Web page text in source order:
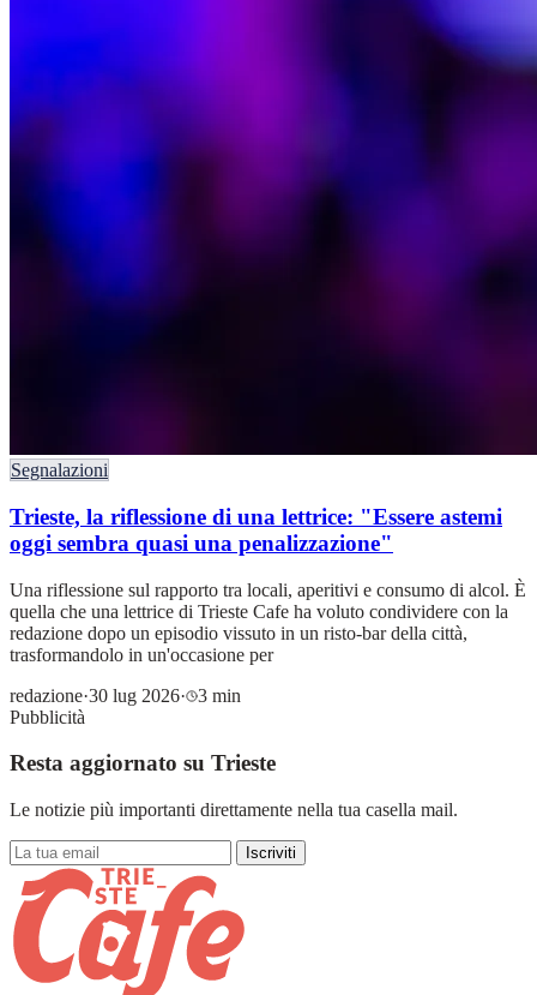
Segnalazioni
Trieste, la riflessione di una lettrice: "Essere astemi
oggi sembra quasi una penalizzazione"
Una riflessione sul rapporto tra locali, aperitivi e consumo di alcol. È
quella che una lettrice di Trieste Cafe ha voluto condividere con la
redazione dopo un episodio vissuto in un risto-bar della città,
trasformandolo in un'occasione per
redazione·30 lug 2026·
3 min
Pubblicità
Resta aggiornato su Trieste
Le notizie più importanti direttamente nella tua casella mail.
Iscriviti